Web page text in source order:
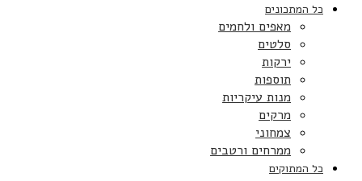
כל המתכונים
מאפים ולחמים
סלטים
ירקות
תוספות
מנות עיקריות
מרקים
צמחוני
ממרחים ורטבים
כל המתוקים